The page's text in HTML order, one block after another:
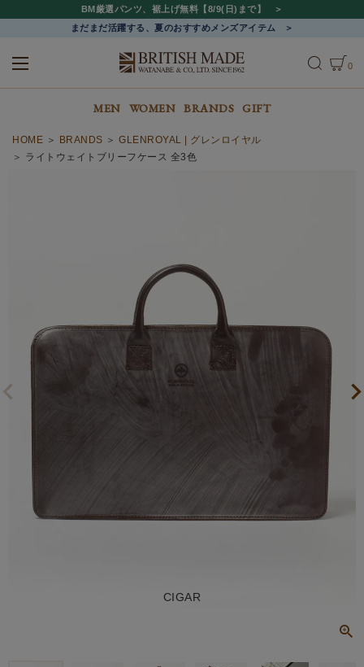
BM厳選パンツ、裾上げ無料【8/9(日)まで】
まだまだ活躍する、夏のおすすめメンズアイテム
0
MEN WOMEN BRANDS GIFT
HOME BRANDS
GLENROYAL | グレンロイヤル
ライトウェイトブリーフケース 全3色
CIGAR